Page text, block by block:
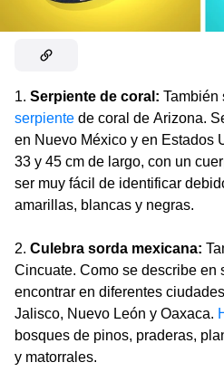
1. Serpiente de coral: También
serpiente de coral de Arizona.
en Nuevo México y en Estados
33 y 45 cm de largo, con un
ser muy fácil de identificar
amarillas, blancas y negras.
2. Culebra sorda mexicana:
Cincuate. Como se describe en
encontrar en diferentes
Jalisco, Nuevo León y Oaxaca.
bosques de pinos, praderas,
y matorrales.